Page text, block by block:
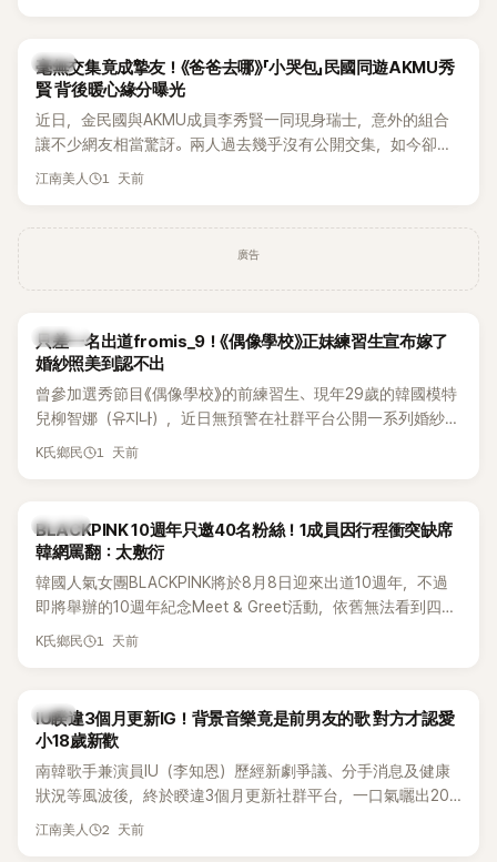
韓星
毫無交集竟成摯友！《爸爸去哪》「小哭包」民國同遊AKMU秀
賢 背後暖心緣分曝光
近日，金民國與AKMU成員李秀賢一同現身瑞士，意外的組合
讓不少網友相當驚訝。兩人過去幾乎沒有公開交集，如今卻一
起踏上瑞士之旅，也讓粉絲紛紛好奇：「他們到底是怎麼認識
江南美人 1 天前
廣告
K-POP
只差一名出道fromis_9！《偶像學校》正妹練習生宣布嫁了
婚紗照美到認不出
曾參加選秀節目《偶像學校》的前練習生、現年29歲的韓國模特
兒柳智娜（유지나），近日無預警在社群平台公開一系列婚紗
照，親自宣布即將步入婚姻，消息曝光後讓不少曾追看節目的
K氏鄉民 1 天前
K-POP
BLACKPINK 10週年只邀40名粉絲！1成員因行程衝突缺席
韓網罵翻：太敷衍
韓國人氣女團BLACKPINK將於8月8日迎來出道10週年，不過
即將舉辦的10週年紀念Meet & Greet活動，依舊無法看到四人
合體。根據韓媒《MyDaily》7日報導，當天將由Jisoo（智秀）、
K氏鄉民 1 天前
韓星
IU睽違3個月更新IG！背景音樂竟是前男友的歌 對方才認愛
小18歲新歡
南韓歌手兼演員IU（李知恩）歷經新劇爭議、分手消息及健康
狀況等風波後，終於睽違3個月更新社群平台，一口氣曬出20
張近況照，讓大批粉絲又驚又喜。不過，比起照片本身，更引
江南美人 2 天前